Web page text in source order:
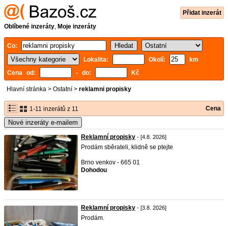
Přidat inzerát
Oblíbené inzeráty, Moje inzeráty
Co:
Lokalita:
Okolí:
km
Cena od:
- do: Kč
Hlavní stránka > Ostatní > reklamni propisky
1-11 inzerátů z 11 Cena
Nové inzeráty e-mailem
Reklamní propisky - [4.8. 2026]
Prodám sběrateli, klidně se ptejte
Brno venkov - 665 01
Dohodou
Reklamní propisky - [3.8. 2026]
Prodám.